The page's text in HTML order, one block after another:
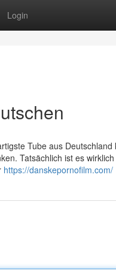
Login
Tube aus
Tatsächlich ist es
https://danskepornofilm.com/